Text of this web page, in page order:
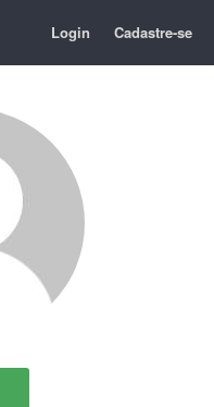
Login Cadastre-se